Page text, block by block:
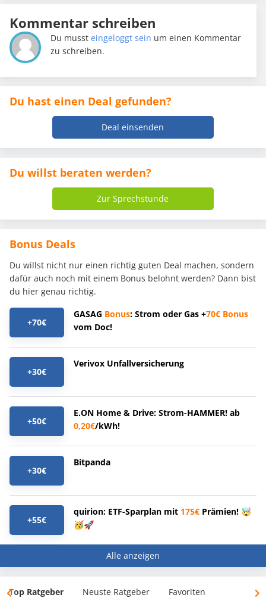
Kommentar schreiben
Du mussteingeloggt sein um einen Kommentar
zu schreiben.
Du hast einen Deal gefunden?
Deal einsenden
Du willst beraten werden?
Zur Sprechstunde
Bonus Deals
Du willst nicht nur einen richtig guten Deal machen, sondern
dafür auch noch mit einem Bonus belohnt werden? Dann bist
du hier genau richtig.
+70€
GASAG Bonus: Strom oder Gas +70€ Bonus
vom Doc!
+30€
Verivox Unfallversicherung
+50€
E.ON Home & Drive: Strom-HAMMER! ab
0,20€/kWh!
+30€
Bitpanda
+55€
quirion: ETF-Sparplan mit 175€ Prämien! 🤯
🥳🚀
Alle anzeigen
Top Ratgeber Neuste Ratgeber Favoriten